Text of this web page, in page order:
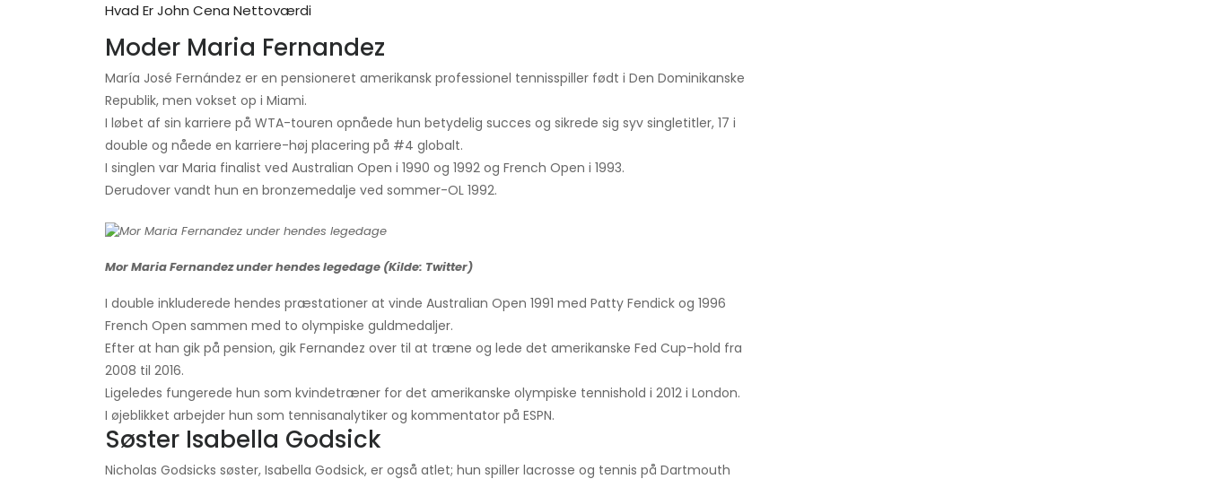
Hvad Er John Cena Nettoværdi
Moder Maria Fernandez
María José Fernández er en pensioneret amerikansk professionel tennisspiller født i Den Dominikanske
Republik, men vokset op i Miami.
I løbet af sin karriere på WTA-touren opnåede hun betydelig succes og sikrede sig syv singletitler, 17 i
double og nåede en karriere-høj placering på #4 globalt.
I singlen var Maria finalist ved Australian Open i 1990 og 1992 og French Open i 1993.
Derudover vandt hun en bronzemedalje ved sommer-OL 1992.
Mor Maria Fernandez under hendes legedage (Kilde: Twitter)
I double inkluderede hendes præstationer at vinde Australian Open 1991 med Patty Fendick og 1996
French Open sammen med to olympiske guldmedaljer.
Efter at han gik på pension, gik Fernandez over til at træne og lede det amerikanske Fed Cup-hold fra
2008 til 2016.
Ligeledes fungerede hun som kvindetræner for det amerikanske olympiske tennishold i 2012 i London.
I øjeblikket arbejder hun som tennisanalytiker og kommentator på ESPN.
Søster Isabella Godsick
Nicholas Godsicks søster, Isabella Godsick, er også atlet; hun spiller lacrosse og tennis på Dartmouth